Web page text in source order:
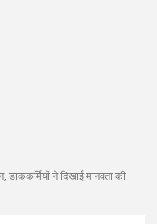
ने दिखाई मानवता की